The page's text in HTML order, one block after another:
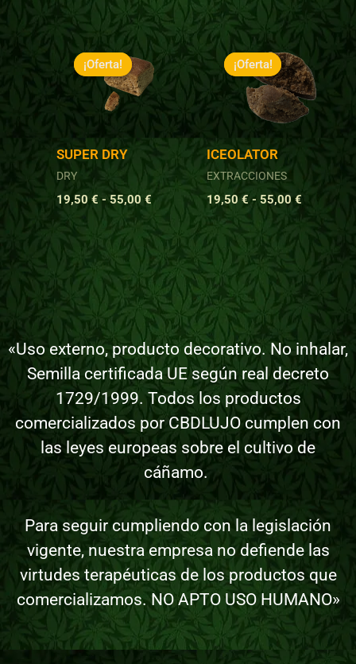
¡Oferta!
¡Oferta!
SUPER DRY
DRY
19,50 € - 55,00 €
Rango
de
precios:
desde
19,50 €
hasta
¡Oferta!
¡Oferta!
ICEOLATOR
EXTRACCIONES
19,50 € - 55,00 €
de
precios:
desde
19,50 €
hasta
«Uso externo, producto decorativo. No inhalar,
Semilla certificada UE según real decreto
1729/1999. Todos los productos
comercializados por CBDLUJO cumplen con
las leyes europeas sobre el cultivo de
cáñamo.
Para seguir cumpliendo con la legislación
vigente, nuestra empresa no defiende las
virtudes terapéuticas de los productos que
comercializamos. NO APTO USO HUMANO»